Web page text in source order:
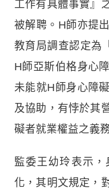
工作有具體事實』
被解聘。H師亦提
教育局調查認定為
H師亞斯伯格身心
未能就H師身心障
及協助，有悖於其
礙者就業權益之義
監委王幼玲表示
化，其明文規定，